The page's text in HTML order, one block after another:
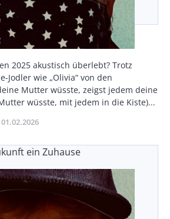
2025 akustisch überlebt? Trotz
Jodler wie „Olivia“ von den
Mutter wüsste, zeigst jedem deine
wüsste, mit jedem in die Kiste)...
Publikationsdatum
01.02.2026
ein Zuhause